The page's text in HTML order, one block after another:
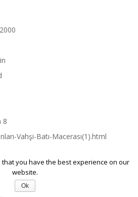
8
Vahşi-Batı-Macerası(1).html
you have the best experience on our
website.
Ok